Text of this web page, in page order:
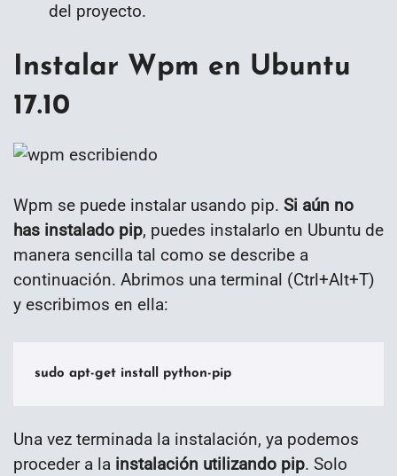
del proyecto.
Instalar Wpm en Ubuntu
17.10
Wpm se puede instalar usando pip. Si aún no
has instalado pip, puedes instalarlo en Ubuntu de
manera sencilla tal como se describe a
continuación. Abrimos una terminal (Ctrl+Alt+T)
y escribimos en ella:
sudo apt-get install python-pip
Una vez terminada la instalación, ya podemos
proceder a la instalación utilizando pip. Solo